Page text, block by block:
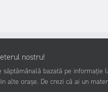
nostru!
bazată pe
alte orașe. De crezi că ai un